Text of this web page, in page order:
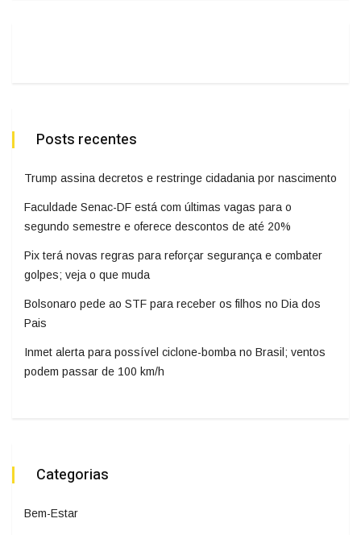
Posts recentes
Trump assina decretos e restringe cidadania por nascimento
Faculdade Senac-DF está com últimas vagas para o
segundo semestre e oferece descontos de até 20%
Pix terá novas regras para reforçar segurança e combater
golpes; veja o que muda
Bolsonaro pede ao STF para receber os filhos no Dia dos
Pais
Inmet alerta para possível ciclone-bomba no Brasil; ventos
podem passar de 100 km/h
Categorias
Bem-Estar